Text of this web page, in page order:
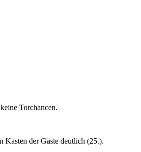
Torchancen.
Kasten der Gäste deutlich (25.).